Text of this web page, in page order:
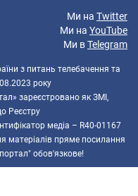
Ми на Twitter
Ми на YouTube
Ми вTelegram
з питань телебачення та
року
зареєстровано як ЗМІ,
Реєстру
медіа – R40-01167
матеріалів пряме посилання
обов'язкове!